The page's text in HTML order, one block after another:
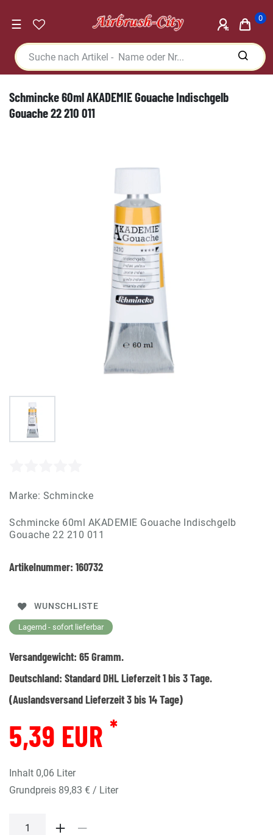
☰ 0
Schmincke 60ml AKADEMIE Gouache Indischgelb
Gouache 22 210 011
Marke: Schmincke
Schmincke 60ml AKADEMIE Gouache Indischgelb
Gouache 22 210 011
Artikelnummer: 160732
WUNSCHLISTE
Lagernd - sofort lieferbar
Versandgewicht: 65Gramm.
Deutschland: Standard DHL Lieferzeit 1 bis 3 Tage.
(Auslandsversand Lieferzeit 3 bis 14 Tage)
5,39 EUR *
Inhalt 0,06 Liter
Grundpreis 89,83 € / Liter